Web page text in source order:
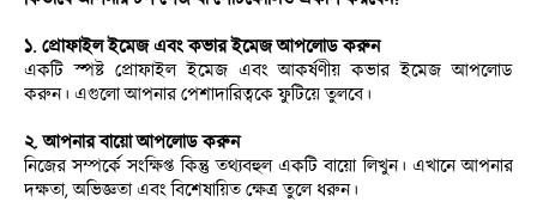
১. প্রোফাইল ইমেজ এবং কভার ইমেজ আপলোড করুন
একটি স্পষ্ট প্রোফাইল ইমেজ এবং আকর্ষণীয় কভার ইমেজ আপলোড
করুন। এগুলো আপনার পেশাদারিত্বকে ফুটিয়ে তুলবে।
২. আপনার বায়ো আপলোড করুন
নিজের সম্পর্কে সংক্ষিপ্ত কিন্তু তথ্যবহুল একটি বায়ো লিখুন। এখানে আপনার
দক্ষতা, অভিজ্ঞতা এবং বিশেষায়িত ক্ষেত্র তুলে ধরুন।